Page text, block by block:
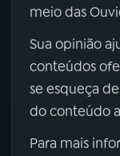
meio das
Sua opinião
conteúdos
se esqueça
do conteúdo
Para mais